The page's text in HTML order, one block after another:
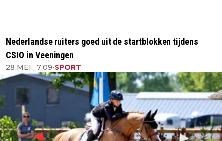
Nederlandse ruiters goed uit de startblokken tijdens
CSIO in Veeningen
28 MEI , 7:09•SPORT